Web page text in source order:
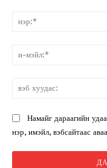
Намайг дараагийн
нэр, имэйл, вэбсайтаас